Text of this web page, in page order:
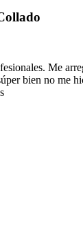
Me
bien no me